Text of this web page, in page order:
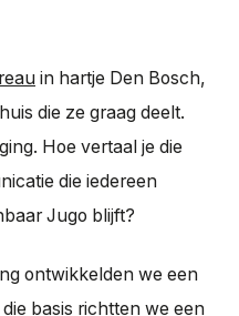
in hartje Den Bosch,
die ze graag deelt.
Hoe vertaal je die
die iedereen
Jugo blijft?
ontwikkelden we een
basis richtten we een